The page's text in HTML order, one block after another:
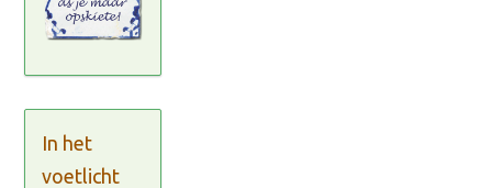
In het
voetlicht